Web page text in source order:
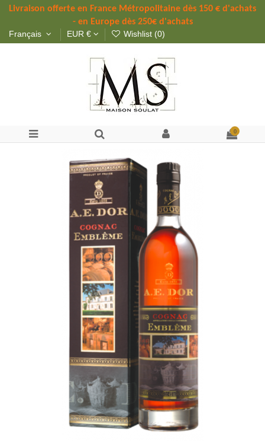
Livraison offerte en France Métropolitaine dès 150 € d'achats
- en Europe dès 250€ d'achats
Français EUR € Wishlist (0)
0